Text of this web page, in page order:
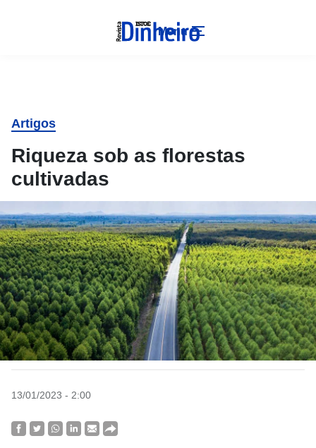
Menu
Artigos
Riqueza sob as florestas
cultivadas
13/01/2023 - 2:00